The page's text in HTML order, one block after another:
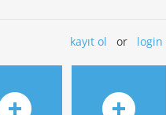
kayıt ol or login